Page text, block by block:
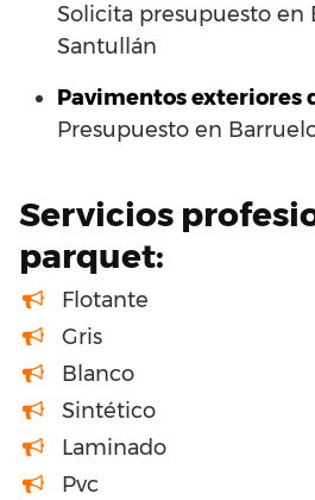
Solicita presupuesto en
Santullán
Pavimentos exteriores
Presupuesto en
Servicios
parquet:
Flotante
Gris
Blanco
Sintético
Laminado
Pvc